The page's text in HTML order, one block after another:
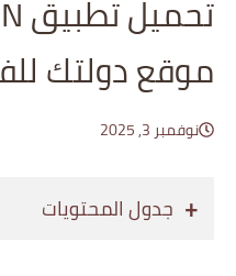
موقع دولتك
نوفمبر 3, 2025
جدول المحتويات